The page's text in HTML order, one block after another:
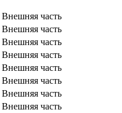
Внешняя часть
Внешняя часть
Внешняя часть
Внешняя часть
Внешняя часть
Внешняя часть
Внешняя часть
Внешняя часть